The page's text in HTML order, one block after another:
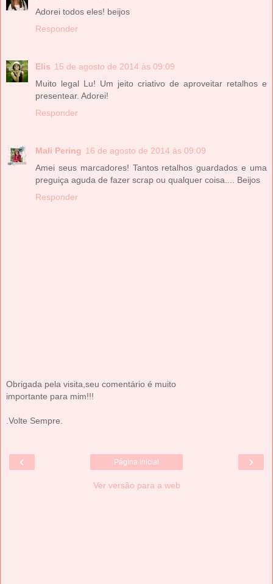
Adorei todos eles! beijos
Responder
Elis 15 de agosto de 2014 às 09:09
Muito legal Lu! Um jeito criativo de aproveitar retalhos e
presentear. Adorei!
Responder
Mali Pering 16 de agosto de 2014 às 09:09
Amei seus marcadores! Tantos retalhos guardados e uma
preguiça aguda de fazer scrap ou qualquer coisa.... Beijos
Responder
Obrigada pela visita,seu comentário é muito
importante para mim!!!
.Volte Sempre.
‹ ›
Página inicial
Ver versão para a web